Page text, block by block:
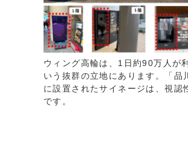
ウィング高輪は、1日約90万人が
いう抜群の立地にあります。「品
に設置されたサイネージは、視認
です。